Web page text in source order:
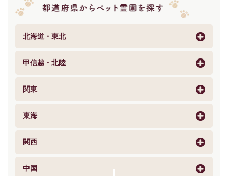
北海道・東北
甲信越・北陸
関東
東海
関西
中国